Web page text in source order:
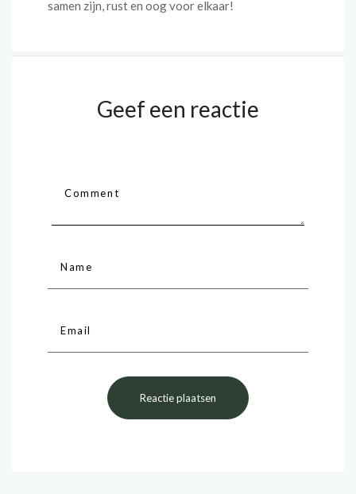
samen zijn, rust en oog voor elkaar!
Geef een reactie